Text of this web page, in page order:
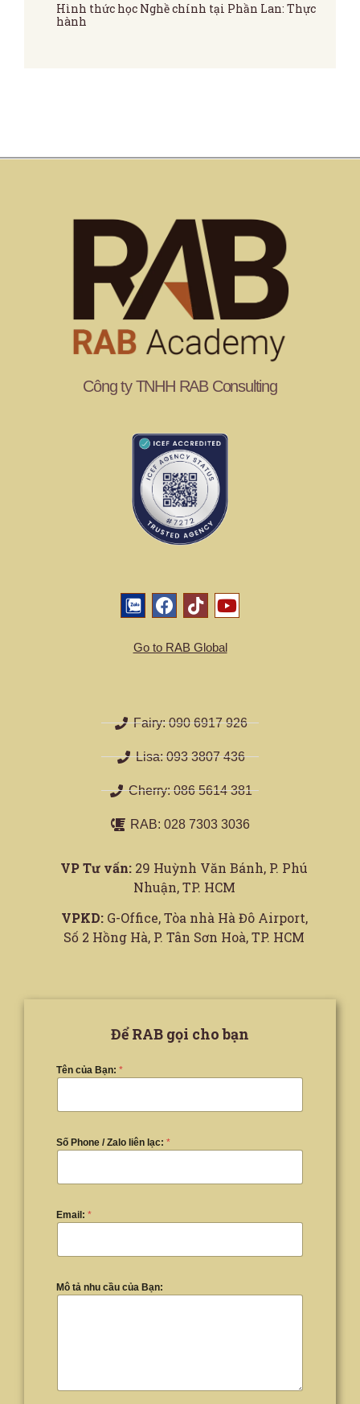
Hình thức học Nghề chính tại Phần Lan: Thực
hành
Công ty TNHH RAB Consulting
Go to RAB Global
Fairy: 090 6917 926
Lisa: 093 3807 436
Cherry: 086 5614 381
RAB: 028 7303 3036
VP Tư vấn: 29 Huỳnh Văn Bánh, P. Phú
Nhuận, TP. HCM
VPKD:G-Office, Tòa nhà Hà Đô Airport,
Số 2 Hồng Hà, P. Tân Sơn Hoà, TP. HCM
Để RAB gọi cho bạn
Tên của Bạn: *
Số Phone / Zalo liên lạc: *
Email: *
Mô tả nhu cầu của Bạn: